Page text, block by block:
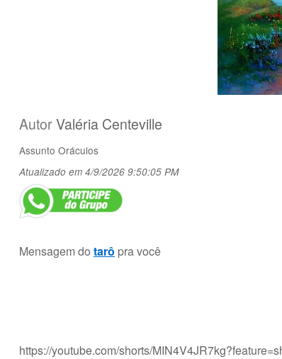
AutorValéria Centeville
Assunto Oráculos
Atualizado em 4/9/2026 9:50:05 PM
Mensagem do tarô pra você
https://youtube.com/shorts/